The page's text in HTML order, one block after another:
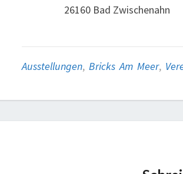
26160 Bad Zwischenahn
Ausstellungen, Bricks Am Meer,